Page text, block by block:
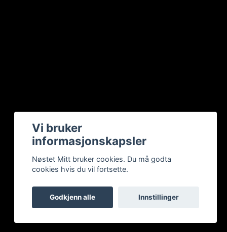
Vi bruker
informasjonskapsler
Nøstet Mitt bruker cookies. Du må godta
cookies hvis du vil fortsette.
Godkjenn alle Innstillinger